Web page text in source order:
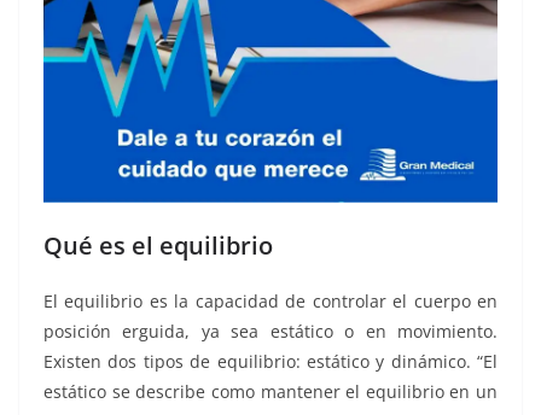
Qué es el equilibrio
El equilibrio es la capacidad de controlar el cuerpo en
posición erguida, ya sea estático o en movimiento.
Existen dos tipos de equilibrio: estático y dinámico. “El
estático se describe como mantener el equilibrio en un